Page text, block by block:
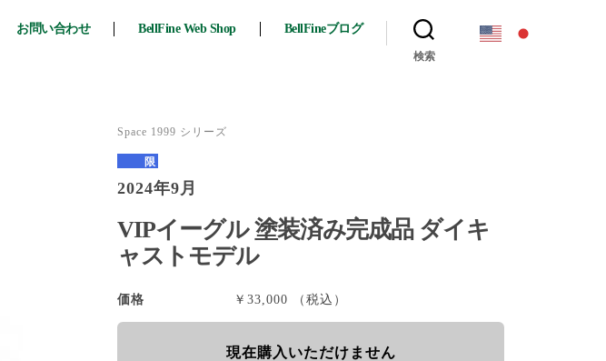
お問い合わせ BellFine Web Shop BellFineブログ
検索
Space 1999 シリーズ
限定品
2024年9月
VIPイーグル 塗装済み完成品 ダイキ
ャストモデル
価格 ￥33,000 （税込）
現在購入いただけません